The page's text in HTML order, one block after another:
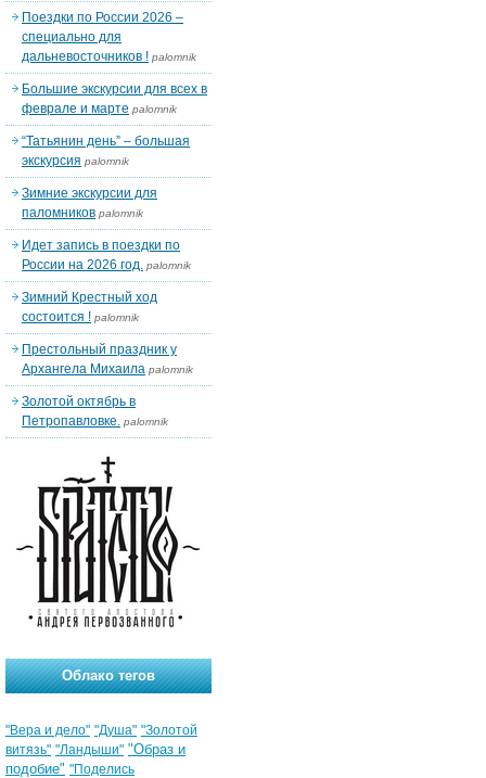
Поездки по России 2026 –
специально для
дальневосточников ! palomnik
Большие экскурсии для всех в
феврале и марте palomnik
“Татьянин день” – большая
экскурсия palomnik
Зимние экскурсии для
паломников palomnik
Идет запись в поездки по
России на 2026 год. palomnik
Зимний Крестный ход
состоится ! palomnik
Престольный праздник у
Архангела Михаила palomnik
Золотой октябрь в
Петропавловке. palomnik
Облако тегов
"Вера и дело" "Душа" "Золотой
витязь" "Ландыши" "Образ и
подобие" "Поделись